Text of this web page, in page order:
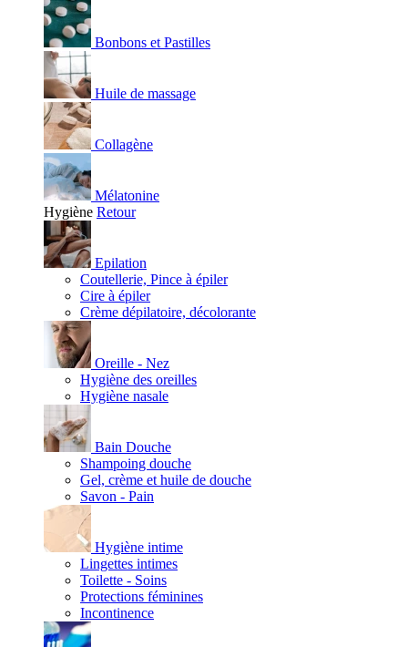
Bonbons et Pastilles
Huile de massage
Collagène
Mélatonine
Hygiène Retour
Epilation
Coutellerie, Pince à épiler
Cire à épiler
Crème dépilatoire, décolorante
Oreille - Nez
Hygiène des oreilles
Hygiène nasale
Bain Douche
Shampoing douche
Gel, crème et huile de douche
Savon - Pain
Hygiène intime
Lingettes intimes
Toilette - Soins
Protections féminines
Incontinence